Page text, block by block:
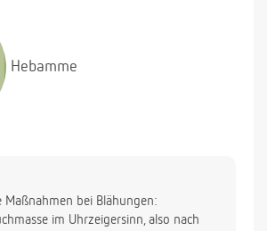
Hebamme
Maßnahmen bei Blähungen:
im Uhrzeigersinn, also nach